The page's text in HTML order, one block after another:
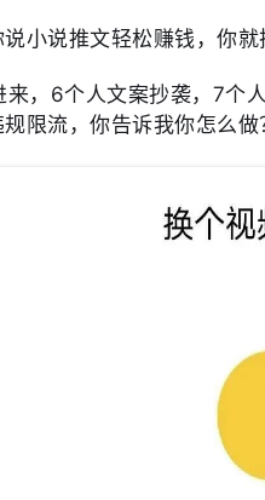
小说推文轻松赚钱，你就
来，6个人文案抄袭，7个
限流，你告诉我你怎么做